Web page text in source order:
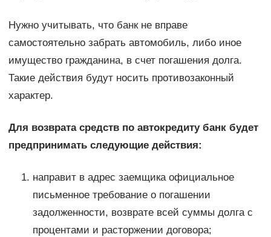
Нужно учитывать, что банк не вправе
самостоятельно забрать автомобиль, либо иное
имущество гражданина, в счет погашения долга.
Такие действия будут носить противозаконный
характер.
Для возврата средств по автокредиту банк будет
предпринимать следующие действия:
направит в адрес заемщика официальное
письменное требование о погашении
задолженности, возврате всей суммы долга с
процентами и расторжении договора;